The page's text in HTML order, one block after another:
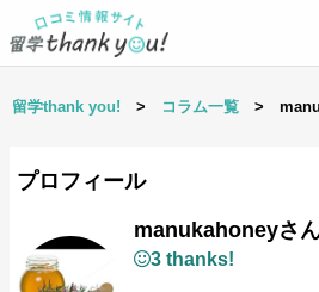
留学thank you! > コラム一覧 >
プロフィール
manukahoneyさ
3 thanks!